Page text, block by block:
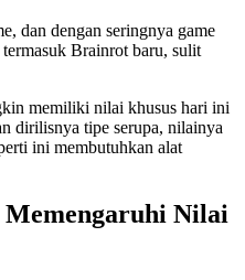
dan dengan seringnya game
Brainrot baru, sulit
memiliki nilai khusus hari ini
dirilisnya tipe serupa, nilainya
ini membutuhkan alat
Nilai